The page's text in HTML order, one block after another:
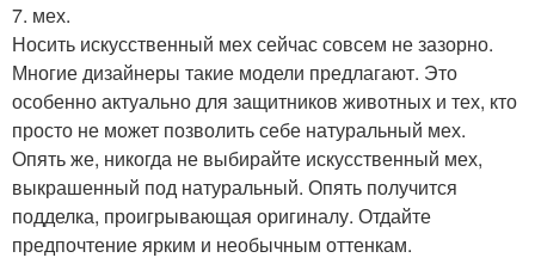
7. мех.
Носить искусственный мех сейчас совсем не зазорно.
Многие дизайнеры такие модели предлагают. Это
особенно актуально для защитников животных и тех, кто
просто не может позволить себе натуральный мех.
Опять же, никогда не выбирайте искусственный мех,
выкрашенный под натуральный. Опять получится
подделка, проигрывающая оригиналу. Отдайте
предпочтение ярким и необычным оттенкам.